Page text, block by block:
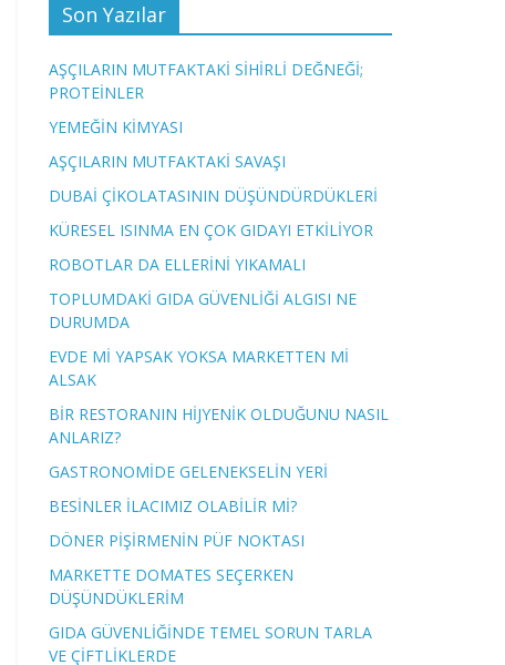
Son Yazılar
AŞÇILARIN MUTFAKTAKİ SİHİRLİ DEĞNEĞİ;
PROTEİNLER
YEMEĞİN KİMYASI
AŞÇILARIN MUTFAKTAKİ SAVAŞI
DUBAİ ÇİKOLATASININ DÜŞÜNDÜRDÜKLERİ
KÜRESEL ISINMA EN ÇOK GIDAYI ETKİLİYOR
ROBOTLAR DA ELLERİNİ YIKAMALI
TOPLUMDAKİ GIDA GÜVENLİĞİ ALGISI NE
DURUMDA
EVDE Mİ YAPSAK YOKSA MARKETTEN Mİ
ALSAK
BİR RESTORANIN HİJYENİK OLDUĞUNU NASIL
ANLARIZ?
GASTRONOMİDE GELENEKSELİN YERİ
BESİNLER İLACIMIZ OLABİLİR Mİ?
DÖNER PİŞİRMENİN PÜF NOKTASI
MARKETTE DOMATES SEÇERKEN
DÜŞÜNDÜKLERİM
GIDA GÜVENLİĞİNDE TEMEL SORUN TARLA
VE ÇİFTLİKLERDE